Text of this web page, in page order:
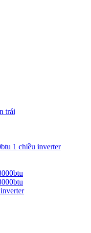
trái
1 chiều inverter